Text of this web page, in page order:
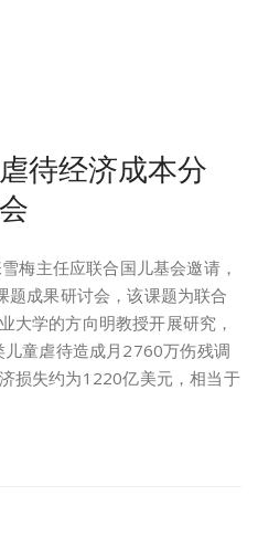
待经济成本分
主任应联合国儿基会邀请，
题成果研讨会，该课题为联合
大学的方向明教授开展研究，
童虐待造成月2760万伤残调
损失约为1220亿美元，相当于